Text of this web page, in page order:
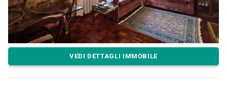
VEDI DETTAGLI IMMOBILE